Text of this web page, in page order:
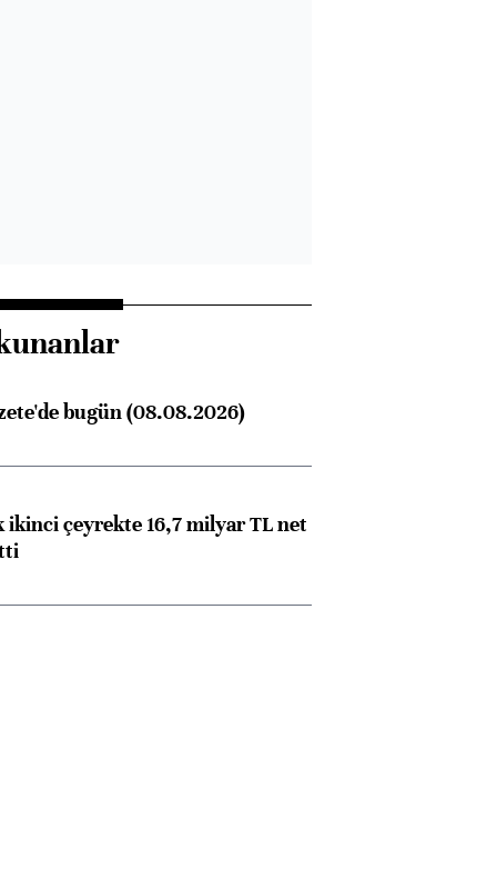
bugün (08.08.2026)
ikinci çeyrekte 16,7 milyar TL net